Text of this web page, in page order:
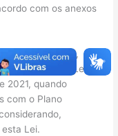
com os anexos
municipais,
e as Leis
2021, quando
com o Plano
Lei.